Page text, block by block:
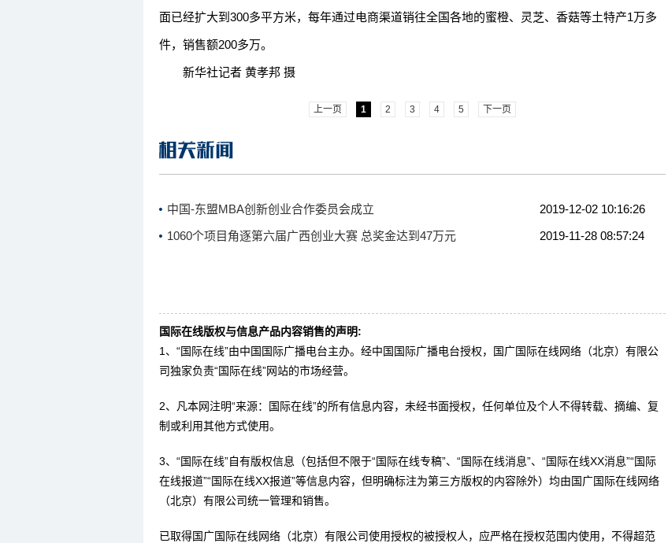
面已经扩大到300多平方米，每年通过电商渠道销往全国各地的蜜橙、灵芝、香菇等土特产1万多
件，销售额200多万。
新华社记者 黄孝邦 摄
上一页 1 2 3 4 5 下一页
2019-12-02 10:16:26
中国-东盟MBA创新创业合作委员会成立
2019-11-28 08:57:24
1060个项目角逐第六届广西创业大赛 总奖金达到47万元
国际在线版权与信息产品内容销售的声明:
1、“国际在线”由中国国际广播电台主办。经中国国际广播电台授权，国广国际在线网络（北京）有限公
司独家负责“国际在线”网站的市场经营。
2、凡本网注明“来源：国际在线”的所有信息内容，未经书面授权，任何单位及个人不得转载、摘编、复
制或利用其他方式使用。
3、“国际在线”自有版权信息（包括但不限于“国际在线专稿”、“国际在线消息”、“国际在线XX消息”“国际
在线报道”“国际在线XX报道”等信息内容，但明确标注为第三方版权的内容除外）均由国广国际在线网络
（北京）有限公司统一管理和销售。
已取得国广国际在线网络（北京）有限公司使用授权的被授权人，应严格在授权范围内使用，不得超范